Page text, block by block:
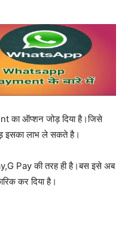
का ऑप्शन जोड़ दिया है।जिसे
इसका लाभ ले सकते है।
Pay की तरह ही है।बस इसे अब
कर दिया है।